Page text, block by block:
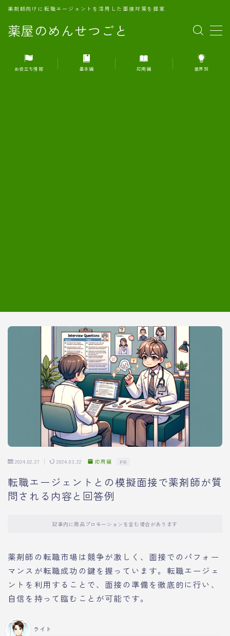
薬屋のめんせつごと
薬剤師向けに転職エージェントを活用した面接対策を提案
MENU
1.転職エージェントとは何か？
お役立ち情報 基本編 応用編 業界別
2024.02.27 2024.03.22 応用編 PR
転職エージェントとの模擬面接で薬剤師が質
問される内容と回答例
記事内に商品プロモーションを含む場合があります
薬剤師の転職市場は競争が激しく、面接でのパフォー
マンスが転職成功の鍵を握っています。転職エージェ
ントを利用することで、面接の準備を徹底的に行い、
自信を持って臨むことが可能です。
ライト